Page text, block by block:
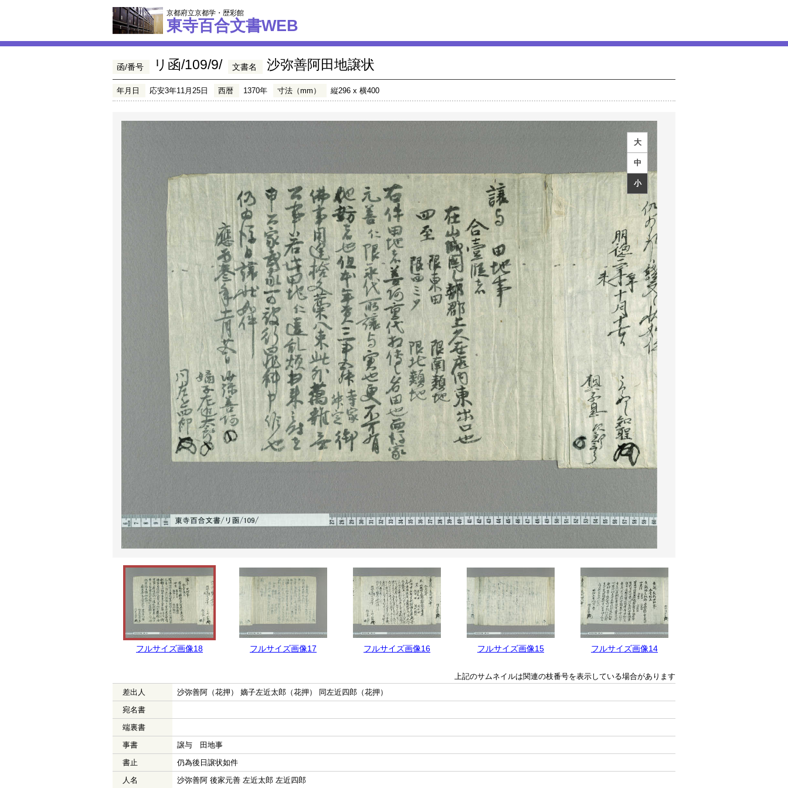
京都府立京都学・歴彩館
東寺百合文書WEB
函/番号 リ函/109/9/ 文書名 沙弥善阿田地譲状
年月日 応安3年11月25日 西暦 1370年 寸法（mm） 縦296 x 横400
大
中
小
フルサイズ画像18 フルサイズ画像17 フルサイズ画像16 フルサイズ画像15 フルサイズ画像14
上記のサムネイルは関連の枝番号を表示している場合があります
差出人
沙弥善阿（花押） 嫡子左近太郎（花押） 同左近四郎（花押）
宛名書
端裏書
事書
譲与 田地事
書止
仍為後日譲状如件
人名
沙弥善阿 後家元善 左近太郎 左近四郎